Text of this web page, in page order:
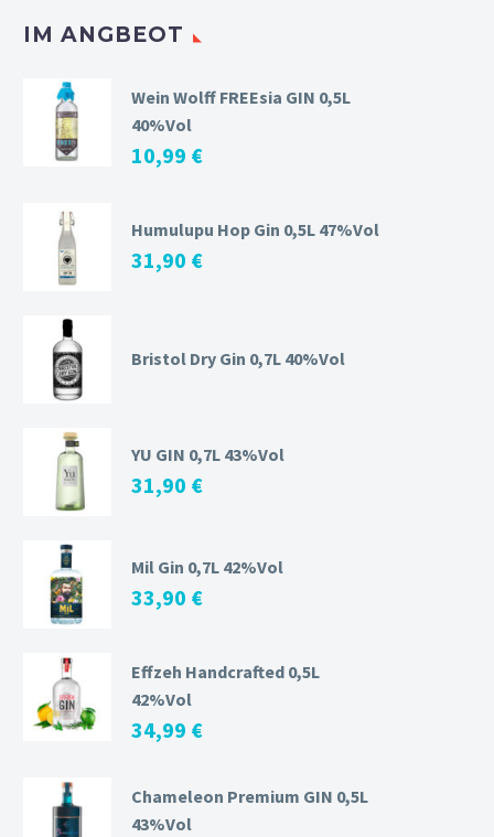
IM ANGBEOT
Wein Wolff FREEsia GIN 0,5L
40%Vol
10,99 €
Humulupu Hop Gin 0,5L 47%Vol
31,90 €
Bristol Dry Gin 0,7L 40%Vol
YU GIN 0,7L 43%Vol
31,90 €
Mil Gin 0,7L 42%Vol
33,90 €
Effzeh Handcrafted 0,5L
42%Vol
34,99 €
Chameleon Premium GIN 0,5L
43%Vol